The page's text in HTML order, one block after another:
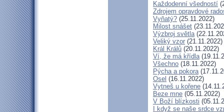
Každodenní všedností
Zdrojem opravdové
Vyňatý? (25.11.2022)
Milost snášet
Výzbroj světla
Veliký vzor (21.11.2022)
Král Králů (20.11.2022)
Ví, že má křídla
Všechno (18.11.2022)
Pýcha a pokora
Osel (16.11.2022)
Vytneš u kořene
Beze mne (05.11.2022)
V Boží blízkosti
I když se naše srdce